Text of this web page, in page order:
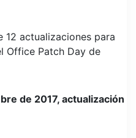
actualizaciones para
Office Patch Day de
de 2017, actualización